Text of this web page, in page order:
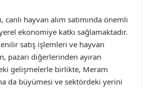
canlı hayvan alım satımında önemli
ekonomiye katkı sağlamaktadır.
satış işlemleri ve hayvan
pazarı diğerlerinden ayıran
gelişmelerle birlikte, Meram
da büyümesi ve sektördeki yerini